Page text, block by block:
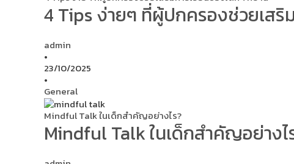
4 Tips ง่ายๆ ที่ผู้ปกครองช่วยเสริ
admin
•
23/10/2025
•
General
Mindful Talk ในเด็กสำคัญอย่างไร?
Mindful Talk ในเด็กสำคัญอย่างไ